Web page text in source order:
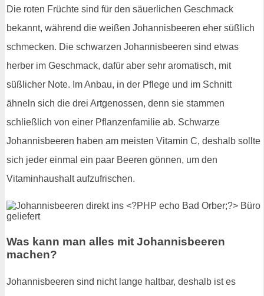
Die roten Früchte sind für den säuerlichen Geschmack
bekannt, während die weißen Johannisbeeren eher süßlich
schmecken. Die schwarzen Johannisbeeren sind etwas
herber im Geschmack, dafür aber sehr aromatisch, mit
süßlicher Note. Im Anbau, in der Pflege und im Schnitt
ähneln sich die drei Artgenossen, denn sie stammen
schließlich von einer Pflanzenfamilie ab. Schwarze
Johannisbeeren haben am meisten Vitamin C, deshalb sollte
sich jeder einmal ein paar Beeren gönnen, um den
Vitaminhaushalt aufzufrischen.
Was kann man alles mit Johannisbeeren
machen?
Johannisbeeren sind nicht lange haltbar, deshalb ist es